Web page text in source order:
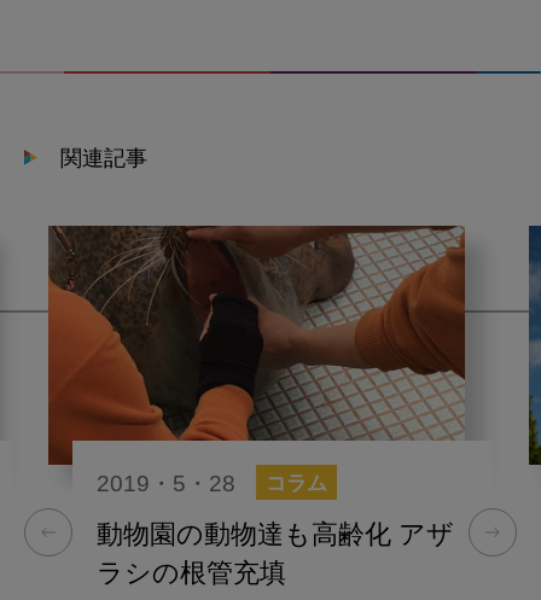
関連記事
2019・5・28 コラム
動物園の動物達も高齢化 アザ
ラシの根管充填